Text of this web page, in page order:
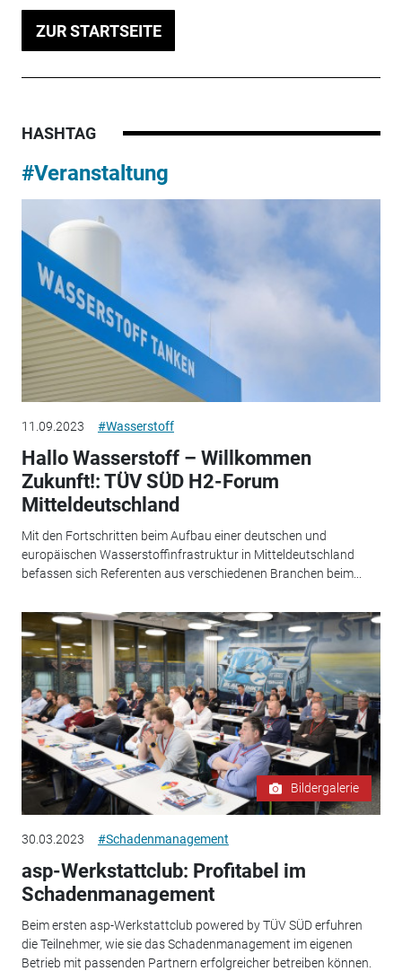
ZUR STARTSEITE
HASHTAG
#Veranstaltung
11.09.2023 #Wasserstoff
Hallo Wasserstoff – Willkommen
Zukunft!: TÜV SÜD H2-Forum
Mitteldeutschland
Mit den Fortschritten beim Aufbau einer deutschen und
europäischen Wasserstoffinfrastruktur in Mitteldeutschland
befassen sich Referenten aus verschiedenen Branchen beim...
Bildergalerie
30.03.2023 #Schadenmanagement
asp-Werkstattclub: Profitabel im
Schadenmanagement
Beim ersten asp-Werkstattclub powered by TÜV SÜD erfuhren
die Teilnehmer, wie sie das Schadenmanagement im eigenen
Betrieb mit passenden Partnern erfolgreicher betreiben können.